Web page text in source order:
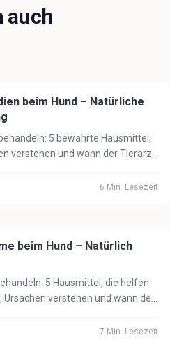
auch
beim Hund – Natürliche
5 bewährte Hausmittel,
verstehen und wann der Tierarzt
6 Min. Lesezeit
beim Hund – Natürlich
5 Hausmittel, die helfen
verstehen und wann der
7 Min. Lesezeit